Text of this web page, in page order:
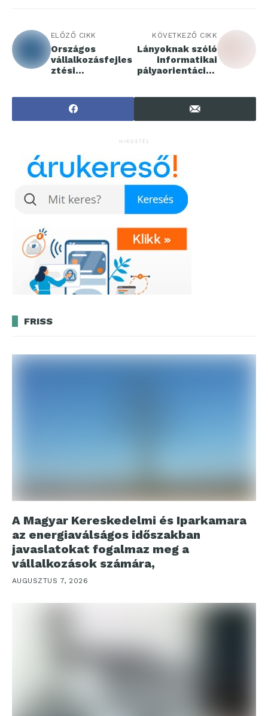
ELŐZŐ CIKK
Országos
vállalkozásfejles
ztési
fókuszban a
Mesterséges
Intelligencia
KÖVETKEZŐ CIKK
Lányoknak szóló
informatikai
pályaorientációs
HIRDETÉS
FRISS
A Magyar Kereskedelmi és Iparkamara
az energiaválságos időszakban
javaslatokat fogalmaz meg a
vállalkozások számára,
AUGUSZTUS 7, 2026